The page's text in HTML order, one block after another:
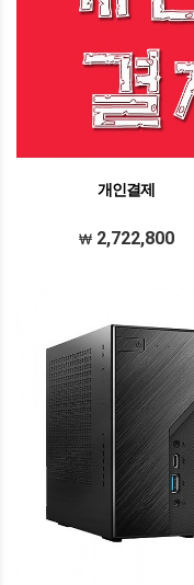
개인결제
2,722,800